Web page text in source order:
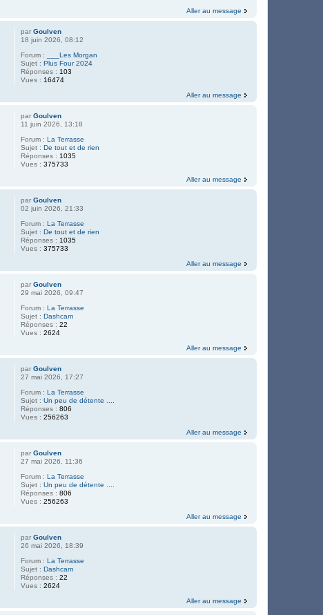
Aller au message
parGoulven
18 juin 2026, 08:12
Forum :
___Les Morgan
Sujet :Plus Four 2024
Réponses : 103
Vues : 16474
Aller au message
parGoulven
11 juin 2026, 13:18
Forum :La Terrasse
Sujet :De tout et de rien
Réponses : 1035
Vues :375733
Aller au message
parGoulven
02 juin 2026, 21:33
Forum :La Terrasse
Sujet :De tout et de rien
Réponses : 1035
Vues :375733
Aller au message
parGoulven
29 mai 2026, 09:47
Forum :La Terrasse
Sujet :Dashcam
Réponses :22
Vues :2624
Aller au message
parGoulven
27 mai 2026, 17:27
Forum :La Terrasse
Sujet :Un peu de détente ....
Réponses :806
Vues :256263
Aller au message
parGoulven
27 mai 2026, 11:36
Forum :La Terrasse
Sujet :Un peu de détente ....
Réponses :806
Vues :256263
Aller au message
parGoulven
26 mai 2026, 18:39
Forum :La Terrasse
Sujet :Dashcam
Réponses :22
Vues :2624
Aller au message